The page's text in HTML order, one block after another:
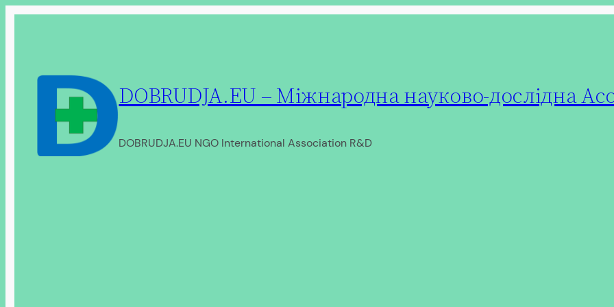
DOBRUDJA.EU – Міжнародна науково-дослідна
DOBRUDJA.EU NGO International Association R&D